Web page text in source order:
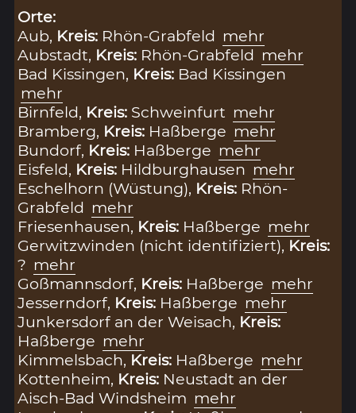
Orte:
Aub, Kreis: Rhön-Grabfeld mehr
Aubstadt, Kreis: Rhön-Grabfeld mehr
Bad Kissingen, Kreis: Bad Kissingen
mehr
Birnfeld, Kreis: Schweinfurt mehr
Bramberg, Kreis: Haßberge mehr
Bundorf, Kreis: Haßberge mehr
Eisfeld, Kreis: Hildburghausen mehr
Eschelhorn (Wüstung), Kreis: Rhön-
Grabfeld mehr
Friesenhausen, Kreis: Haßberge mehr
Gerwitzwinden (nicht identifiziert), Kreis:
? mehr
Goßmannsdorf, Kreis: Haßberge mehr
Jesserndorf, Kreis: Haßberge mehr
Junkersdorf an der Weisach, Kreis:
Haßberge mehr
Kimmelsbach, Kreis: Haßberge mehr
Kottenheim, Kreis: Neustadt an der
Aisch-Bad Windsheim mehr